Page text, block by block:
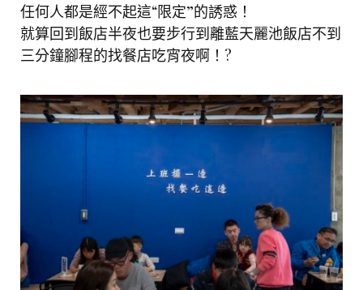
任何人都是經不起這“限定”的誘惑！
就算回到飯店半夜也要步行到離藍天麗池飯店不到
三分鐘腳程的找餐店吃宵夜啊！?